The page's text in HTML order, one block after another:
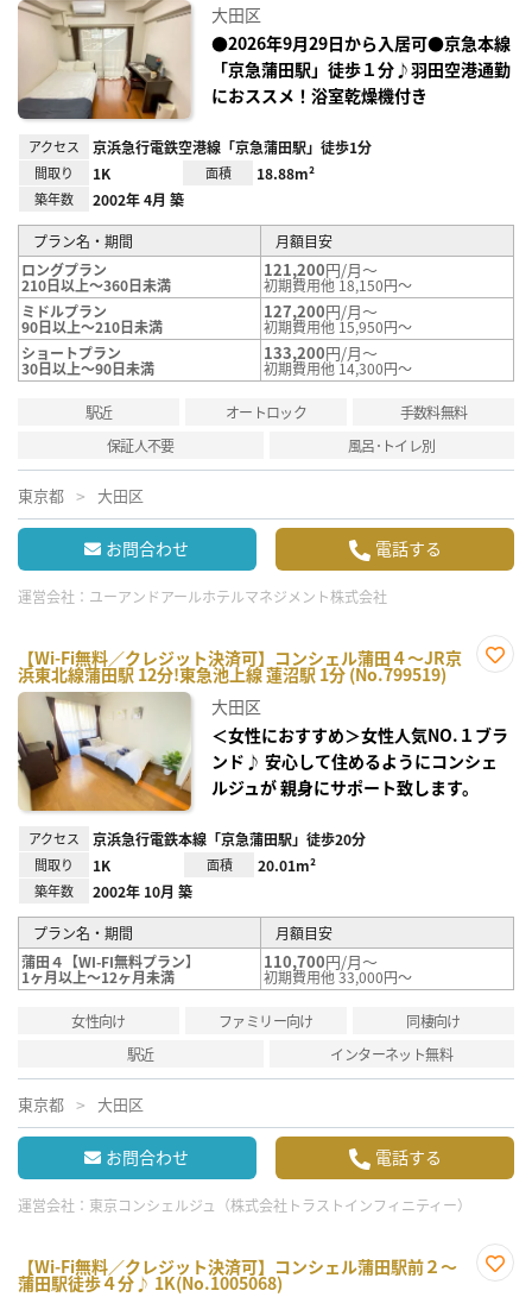
録
大田区
●2026年9月29日から入居可●京急本線
「京急蒲田駅」徒歩１分♪羽田空港通勤
におススメ！浴室乾燥機付き
アクセス 京浜急行電鉄空港線「京急蒲田駅」徒歩1分
間取り 1K 面積 18.88m²
築年数 2002年 4月 築
プラン名・期間
月額目安
ロングプラン
210日以上～360日未満
121,200円/月～
初期費用他 18,150円～
ミドルプラン
90日以上～210日未満
127,200円/月～
初期費用他 15,950円～
ショートプラン
30日以上～90日未満
133,200円/月～
初期費用他 14,300円～
駅近 オートロック
手数料無料
保証人不要
風呂･トイレ別
東京都 大田区
お問合わせ 電話する
運営会社： ユーアンドアールホテルマネジメント株式会社
【Wi-Fi無料／クレジット決済可】コンシェル蒲田４～JR京
浜東北線蒲田駅 12分!東急池上線 蓮沼駅 1分 (No.799519)
録
大田区
＜女性におすすめ＞女性人気NO.１ブラ
ンド♪ 安心して住めるようにコンシェ
ルジュが 親身にサポート致します。
アクセス 京浜急行電鉄本線「京急蒲田駅」徒歩20分
間取り 1K 面積 20.01m²
築年数 2002年 10月 築
プラン名・期間
月額目安
蒲田４【WI-FI無料プラン】
1ヶ月以上～12ヶ月未満
110,700円/月～
初期費用他 33,000円～
女性向け ファミリー向け
同棲向け
駅近
インターネット無料
東京都 大田区
お問合わせ 電話する
運営会社： 東京コンシェルジュ（株式会社トラストインフィニティー）
【Wi-Fi無料／クレジット決済可】コンシェル蒲田駅前２～
蒲田駅徒歩４分♪ 1K(No.1005068)